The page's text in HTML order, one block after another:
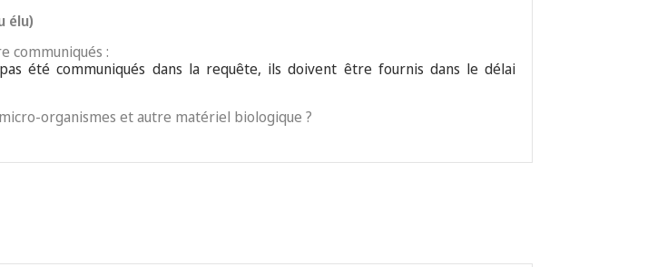
élu)
communiqués :
été communiqués dans la requête, ils doivent être fournis dans le délai
organismes et autre matériel biologique ?